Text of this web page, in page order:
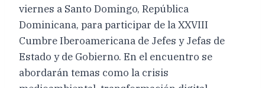
viernes a Santo Domingo, República
Dominicana, para participar de la XXVIII
Cumbre Iberoamericana de Jefes y Jefas de
Estado y de Gobierno. En el encuentro se
abordarán temas como la crisis